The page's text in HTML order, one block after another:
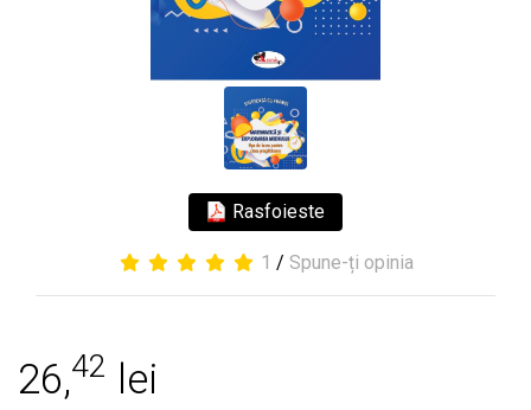
Rasfoieste
1 / Spune-ți opinia
26,42 lei